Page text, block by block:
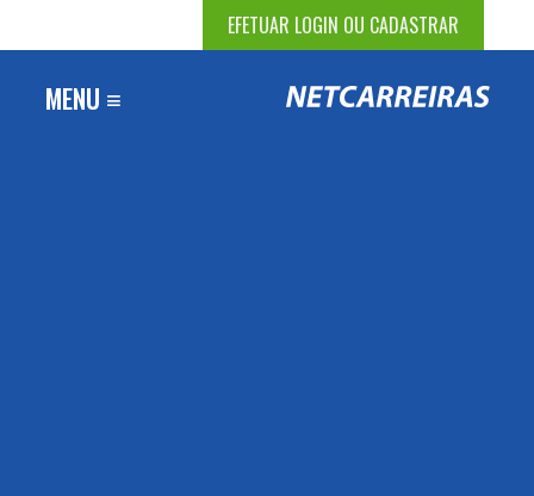
EFETUAR LOGIN OU CADASTRAR
MENU ≡